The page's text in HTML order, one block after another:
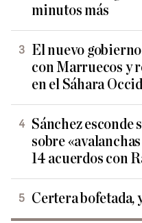
minutos más
El nuevo
con Marruecos y
en el Sáhara
Sánchez esconde
sobre
14 acuerdos con
Certera bofetada,